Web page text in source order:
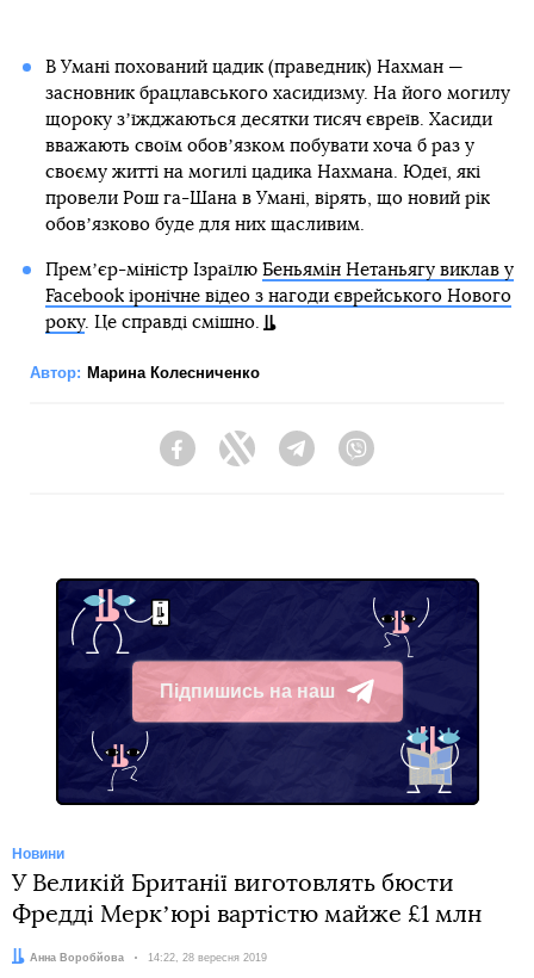
В Умані похований цадик (праведник) Нахман —
засновник брацлавського хасидизму. На його могилу
щороку зʼїжджаються десятки тисяч євреїв. Хасиди
вважають своїм обовʼязком побувати хоча б раз у
своєму житті на могилі цадика Нахмана. Юдеї, які
провели Рош га-Шана в Умані, вірять, що новий рік
обовʼязково буде для них щасливим.
Премʼєр-міністр Ізраїлю Беньямін Нетаньягу виклав у
Facebook іронічне відео з нагоди єврейського Нового
року. Це справді смішно.
Автор: Марина Колесниченко
FacebookTwitter Telegram
Підпишись на наш
Telegram
Новини
У Великій Британії виготовлять бюсти
Фредді Меркʼюрі вартістю майже £1 млн
Автор:
Анна Воробйова Дата:
14:22, 28 вересня 2019